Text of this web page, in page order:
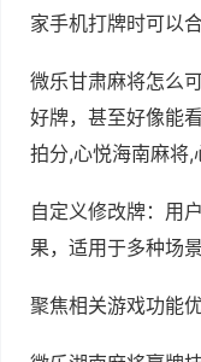
家手机打牌时可以
微乐甘肃麻将怎么
好牌，甚至好像能
拍分,心悦海南麻将,
自定义修改牌：用
果，适用于多种场
聚焦相关游戏功能